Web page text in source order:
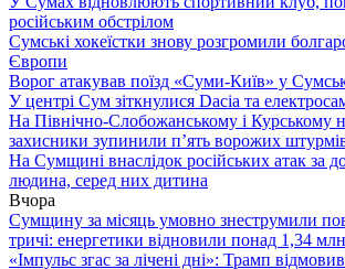
російським обстрілом
Сумські хокеїстки знову розгромили
Європи
Ворог атакував поїзд «Суми-Київ» у
У центрі Сум зіткнулися Dacia та
На Північно-Слобожанському і Курському
захисники зупинили п’ять ворожих
На Сумщині внаслідок російських атак за
людина, серед них дитина
Вчора
Сумщину за місяць умовно знеструмили
тричі: енергетики відновили понад 1,34
«Імпульс згас за лічені дні»: Трамп